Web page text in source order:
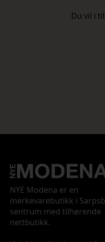
Du vil i
NYE Modena er en
merkevarebutikk i
sentrum med tilhørende
nettbutikk.